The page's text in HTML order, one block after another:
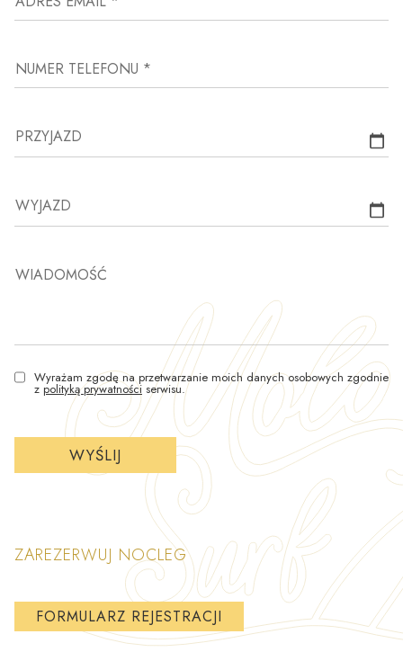
NUMER TELEFONU *
PRZYJAZD
WYJAZD
WIADOMOŚĆ
Wyrażam zgodę na przetwarzanie moich danych osobowych zgodnie
z polityką prywatności serwisu.
ZAREZERWUJ NOCLEG
FORMULARZ REJESTRACJI